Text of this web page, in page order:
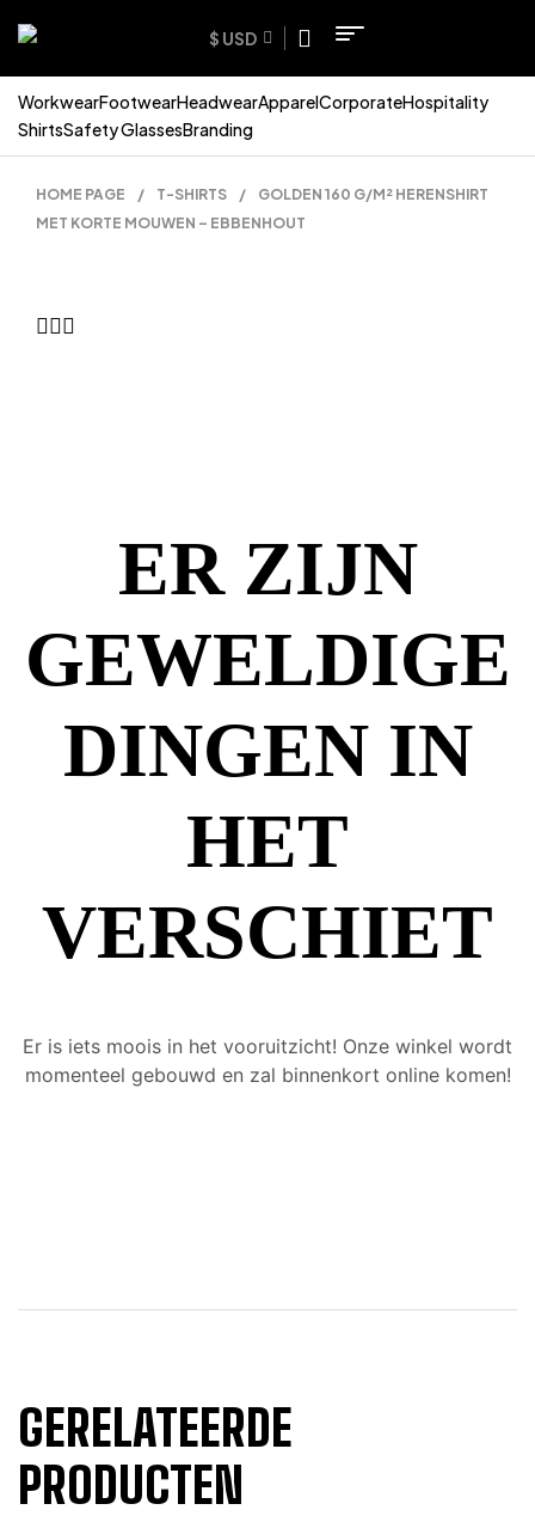
$ USD
WorkwearFootwearHeadwearApparelCorporateHospitality
ShirtsSafety GlassesBranding
HOME PAGE / T-SHIRTS /
GOLDEN 160 G/M² HERENSHIRT
MET KORTE MOUWEN – EBBENHOUT
ER ZIJN
GEWELDIGE
DINGEN IN
HET
VERSCHIET
Er is iets moois in het vooruitzicht! Onze winkel wordt
momenteel gebouwd en zal binnenkort online komen!
GERELATEERDE
PRODUCTEN